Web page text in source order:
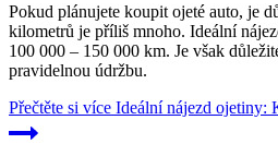
Pokud plánujete koupit ojeté auto, je
kilometrů je příliš mnoho. Ideální
100 000 – 150 000 km. Je však
pravidelnou údržbu.
Přečtěte si více Ideální nájezd ojetiny: